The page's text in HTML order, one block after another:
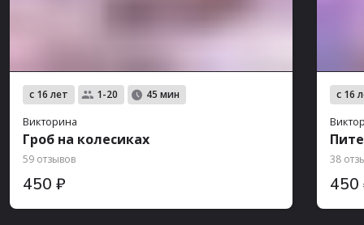
с 16 лет 1-20 45 мин
Викторина
Гроб на колесиках
59 отзывов
450 ₽
с 16
38
450